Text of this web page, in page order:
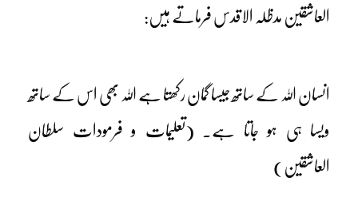
العاشقین مدظلہ الاقدس فرماتے ہیں:
انسان اللہ کے ساتھ جیسا گمان رکھتا ہے اللہ بھی اس کے ساتھ
ویسا ہی ہو جاتا ہے۔ (تعلیمات و فرمودات سلطان
العاشقین)